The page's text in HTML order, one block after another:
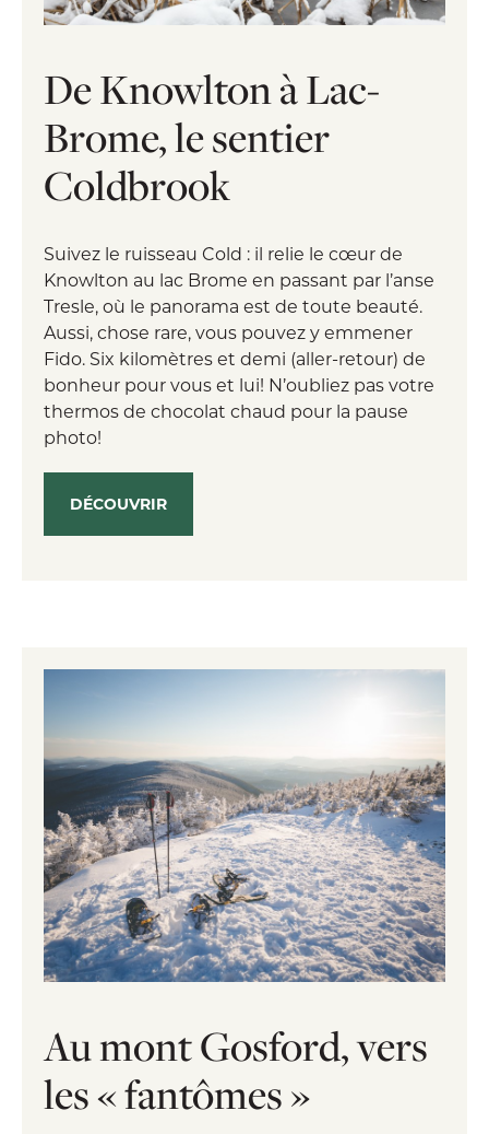
De Knowlton à Lac-
Brome, le sentier
Coldbrook
Suivez le ruisseau Cold : il relie le cœur de
Knowlton au lac Brome en passant par l’anse
Tresle, où le panorama est de toute beauté.
Aussi, chose rare, vous pouvez y emmener
Fido. Six kilomètres et demi (aller-retour) de
bonheur pour vous et lui! N’oubliez pas votre
thermos de chocolat chaud pour la pause
photo!
DÉCOUVRIR
Au mont Gosford, vers
les « fantômes »